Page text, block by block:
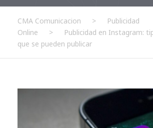
CMA Comunicacion >
Publicidad
Online
>
Publicidad en Instagram:
que se pueden publicar